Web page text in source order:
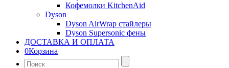
Кофемолки KitchenAid
Dyson
Dyson AirWrap стайлеры
Dyson Supersonic фены
ДОСТАВКА И ОПЛАТА
0Корзина
Найти: